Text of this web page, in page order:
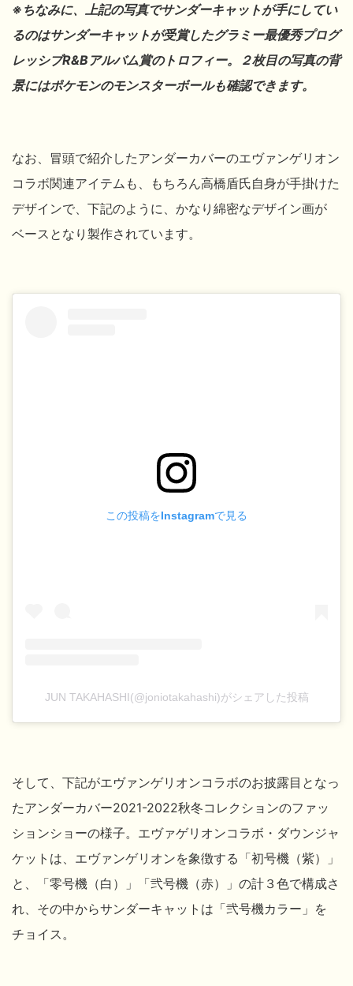
※ちなみに、上記の写真でサンダーキャットが手にしてい
るのはサンダーキャットが受賞したグラミー最優秀プログ
レッシブR&Bアルバム賞のトロフィー。２枚目の写真の背
景にはポケモンのモンスターボールも確認できます。
なお、冒頭で紹介したアンダーカバーのエヴァンゲリオン
コラボ関連アイテムも、もちろん高橋盾氏自身が手掛けた
デザインで、下記のように、かなり綿密なデザイン画が
ベースとなり製作されています。
この投稿をInstagramで見る
JUN TAKAHASHI(@joniotakahashi)がシェアした投稿
そして、下記がエヴァンゲリオンコラボのお披露目となっ
たアンダーカバー2021-2022秋冬コレクションのファッ
ションショーの様子。エヴァゲリオンコラボ・ダウンジャ
ケットは、エヴァンゲリオンを象徴する「初号機（紫）」
と、「零号機（白）」「弐号機（赤）」の計３色で構成さ
れ、その中からサンダーキャットは 「弐号機カラー」を
チョイス。